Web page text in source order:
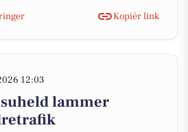
Kopiér link
12:03
lammer